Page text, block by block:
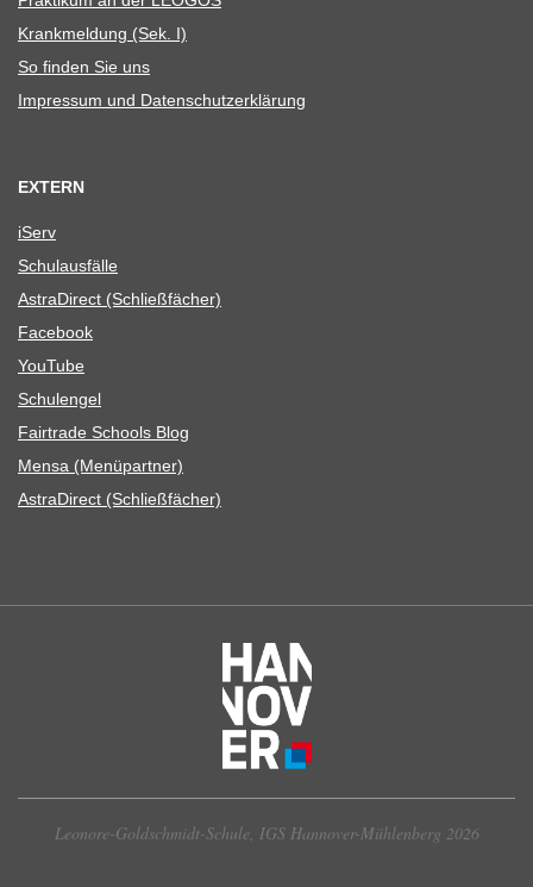
Krank­mel­dung (Sek. I)
So fin­den Sie uns
Impres­sum und Datenschutzerklärung
EXTERN
iServ
Schul­aus­fälle
Astra­Di­rect (Schließ­fä­cher)
Face­book
You­Tube
Schul­en­gel
Fair­trade Schools Blog
Mensa (Menü­part­ner)
Astra­Di­rect (Schließ­fä­cher)
Leonore-Goldschmidt-Schule, IGS Hannover-Mühlenberg 2026